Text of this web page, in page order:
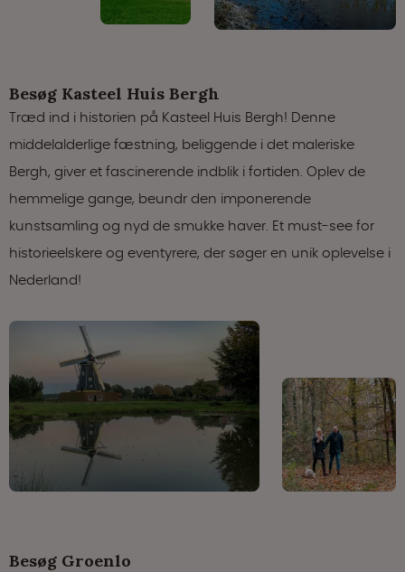
Besøg Kasteel Huis Bergh
Træd ind i historien på Kasteel Huis Bergh! Denne
middelalderlige fæstning, beliggende i det maleriske
Bergh, giver et fascinerende indblik i fortiden. Oplev de
hemmelige gange, beundr den imponerende
kunstsamling og nyd de smukke haver. Et must-see for
historieelskere og eventyrere, der søger en unik oplevelse i
Nederland!
Besøg Groenlo